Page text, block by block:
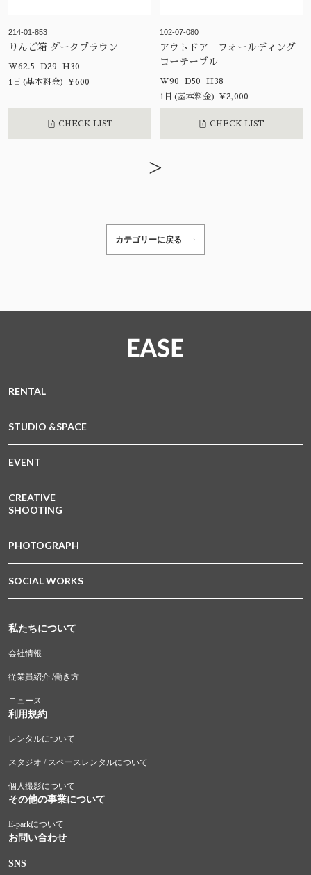
214-01-853
りんご箱 ダークブラウン
W62.5 D29 H30
1日(基本料金) ¥600
CHECK LIST
102-07-080
アウトドア フォールディング
ローテーブル
W90 D50 H38
1日(基本料金) ¥2,000
CHECK LIST
>
カテゴリーに戻る
RENTAL
STUDIO &SPACE
EVENT
CREATIVE
SHOOTING
PHOTOGRAPH
SOCIAL WORKS
私たちについて
会社情報
従業員紹介 /働き方
ニュース
利用規約
レンタルについて
スタジオ / スペースレンタルについて
個人撮影について
その他の事業について
E-parkについて
お問い合わせ
SNS